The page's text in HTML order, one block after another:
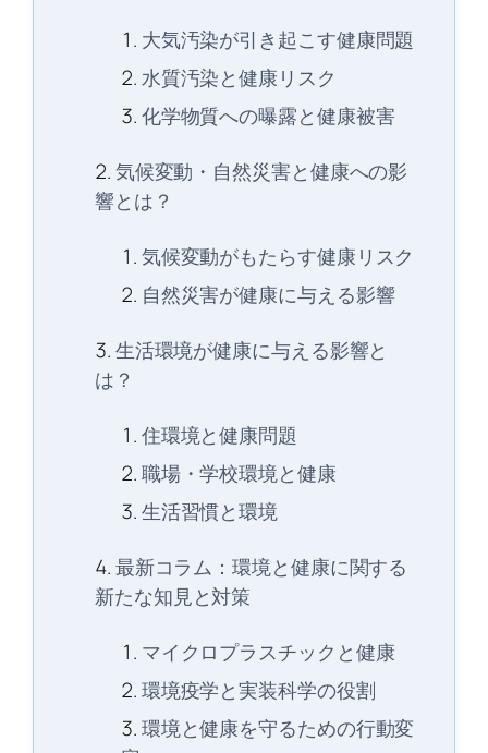
大気汚染が引き起こす健康問題
水質汚染と健康リスク
化学物質への曝露と健康被害
気候変動・自然災害と健康への影
響とは？
気候変動がもたらす健康リスク
自然災害が健康に与える影響
生活環境が健康に与える影響と
は？
住環境と健康問題
職場・学校環境と健康
生活習慣と環境
最新コラム：環境と健康に関する
新たな知見と対策
マイクロプラスチックと健康
環境疫学と実装科学の役割
環境と健康を守るための行動変